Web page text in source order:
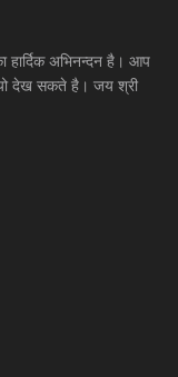
हार्दिक अभिनन्दन है। आप
देख सकते है। जय श्री